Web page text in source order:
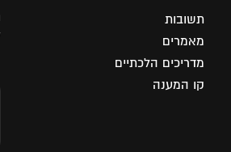
תשובות
מאמרים
מדריכים הלכתיים
קו המענה